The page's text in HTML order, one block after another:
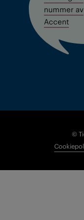
nummer av
Accent
©